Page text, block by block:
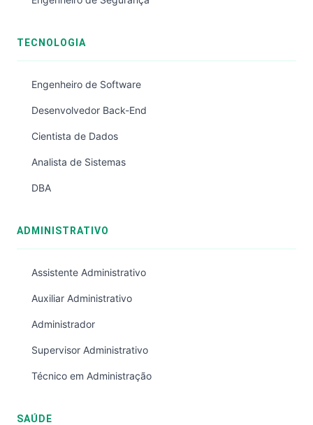
TECNOLOGIA
Engenheiro de Software
Desenvolvedor Back-End
Cientista de Dados
Analista de Sistemas
DBA
ADMINISTRATIVO
Assistente Administrativo
Auxiliar Administrativo
Administrador
Supervisor Administrativo
Técnico em Administração
SAÚDE